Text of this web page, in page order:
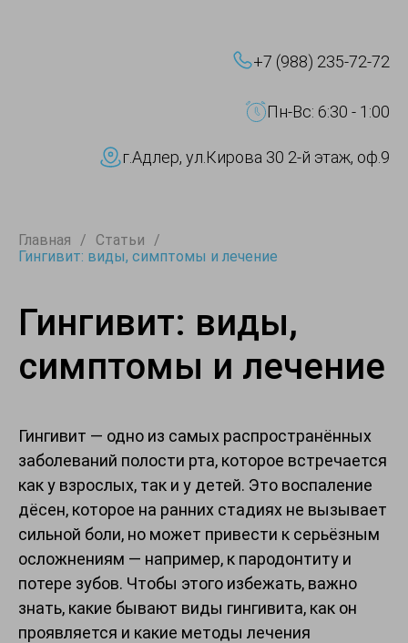
+7 (988) 235-72-72
Пн-Вс: 6:30 - 1:00
г.Адлер, ул.Кирова 30 2-й этаж, оф.9
Главная
Статьи
Гингивит: виды, симптомы и лечение
Гингивит: виды,
симптомы и лечение
Гингивит — одно из самых распространённых
заболеваний полости рта, которое встречается
как у взрослых, так и у детей. Это воспаление
дёсен, которое на ранних стадиях не вызывает
сильной боли, но может привести к серьёзным
осложнениям — например, к пародонтиту и
потере зубов. Чтобы этого избежать, важно
знать, какие бывают виды гингивита, как он
проявляется и какие методы лечения